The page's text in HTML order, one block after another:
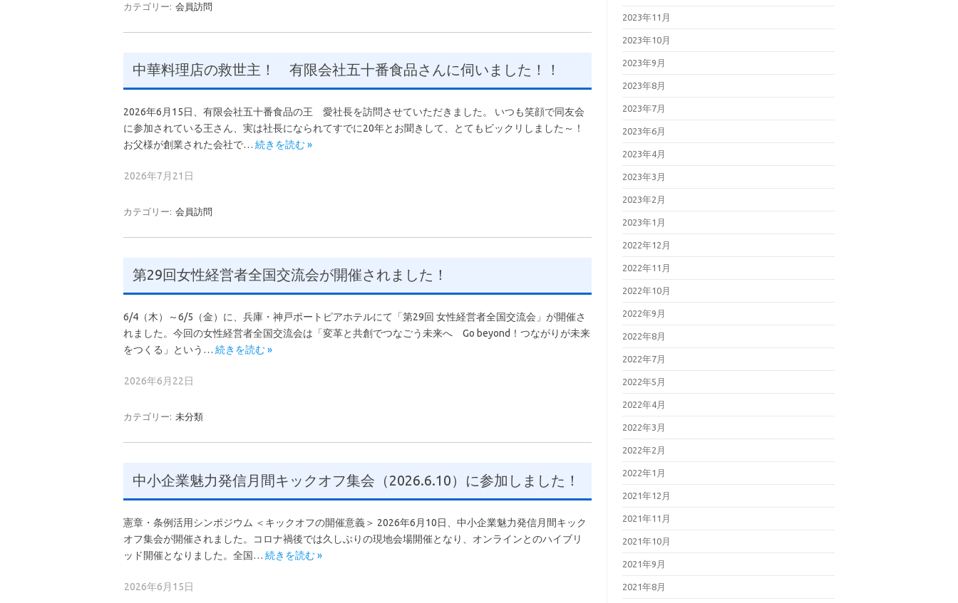
カテゴリー: 会員訪問
中華料理店の救世主！ 有限会社五十番食品さんに伺いました！！
2026年6月15日、有限会社五十番食品の王 愛社長を訪問させていただきました。 いつも笑顔で同友会
に参加されている王さん、実は社長になられてすでに20年とお聞きして、とてもビックリしました～！
お父様が創業された会社で… 続きを読む »
2026年7月21日
カテゴリー: 会員訪問
第29回女性経営者全国交流会が開催されました！
6/4（木）～6/5（金）に、兵庫・神戸ポートピアホテルにて「第29回 女性経営者全国交流会」が開催さ
れました。今回の女性経営者全国交流会は「変革と共創でつなごう未来へ Go beyond！つながりが未来
をつくる」という… 続きを読む »
2026年6月22日
カテゴリー: 未分類
中小企業魅力発信月間キックオフ集会（2026.6.10）に参加しました！
憲章・条例活用シンポジウム ＜キックオフの開催意義＞ 2026年6月10日、中小企業魅力発信月間キック
オフ集会が開催されました。コロナ禍後では久しぶりの現地会場開催となり、オンラインとのハイブリ
ッド開催となりました。全国… 続きを読む »
2026年6月15日
2023年11月
2023年10月
2023年9月
2023年8月
2023年7月
2023年6月
2023年4月
2023年3月
2023年2月
2023年1月
2022年12月
2022年11月
2022年10月
2022年9月
2022年8月
2022年7月
2022年5月
2022年4月
2022年3月
2022年2月
2022年1月
2021年12月
2021年11月
2021年10月
2021年9月
2021年8月